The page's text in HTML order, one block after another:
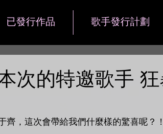
已發行作品 歌手發行計劃
次的特邀歌手
齊，這次會帶給我們什麼樣的驚喜呢？！